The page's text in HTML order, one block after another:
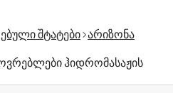
შტატები არიზონა
ჰიდრომასაჟის